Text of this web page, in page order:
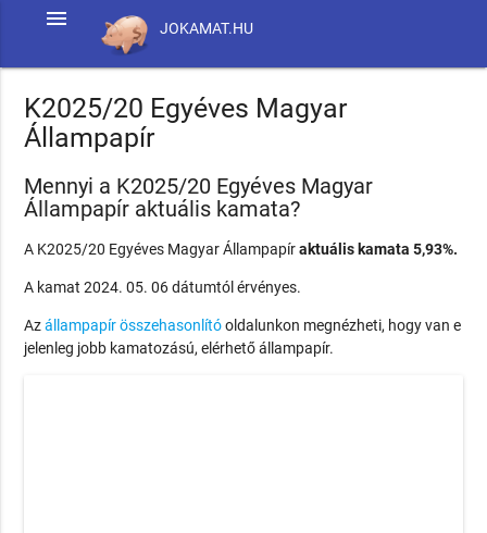
JOKAMAT.HU
menu
K2025/20 Egyéves Magyar
Állampapír
Mennyi a K2025/20 Egyéves Magyar
Állampapír aktuális kamata?
A K2025/20 Egyéves Magyar Állampapíraktuális kamata 5,93%.
A kamat 2024. 05. 06 dátumtól érvényes.
Azállampapír összehasonlítóoldalunkon megnézheti, hogy van e
jelenleg jobb kamatozású, elérhető állampapír.